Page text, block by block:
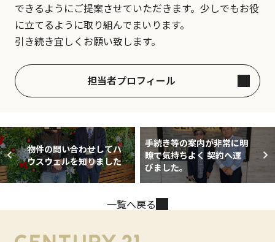
できるようにご提案させていただきます。少しでもお役
に立てるように取り組んでまいります。
引き続き宜しくお願い致します。
担当者プロフィール
物件の問い合わせしてハ
ウスウェルを知りました
手続き等の案内が非常に明
瞭で気持ちよく 契約へ運
びました。
一覧へ戻る